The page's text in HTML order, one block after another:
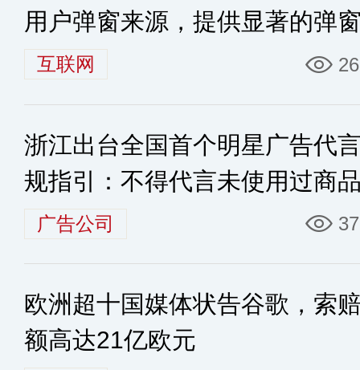
用户弹窗来源，提供显著的弹
闭选项
互联网
浙江出台全国首个明星广告代
规指引：不得代言未使用过商
广告公司
欧洲超十国媒体状告谷歌，索
额高达21亿欧元